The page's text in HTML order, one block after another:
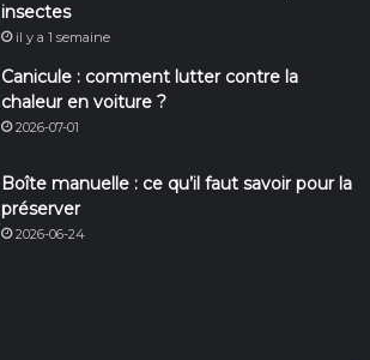
insectes
il y a 1 semaine
Canicule : comment lutter contre la
chaleur en voiture ?
2026-07-01
Boîte manuelle : ce qu’il faut savoir pour la
préserver
2026-06-24